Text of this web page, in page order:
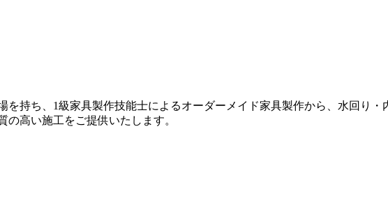
持ち、1級家具製作技能士によるオーダーメイド家具製作から、水回り
高い施工をご提供いたします。